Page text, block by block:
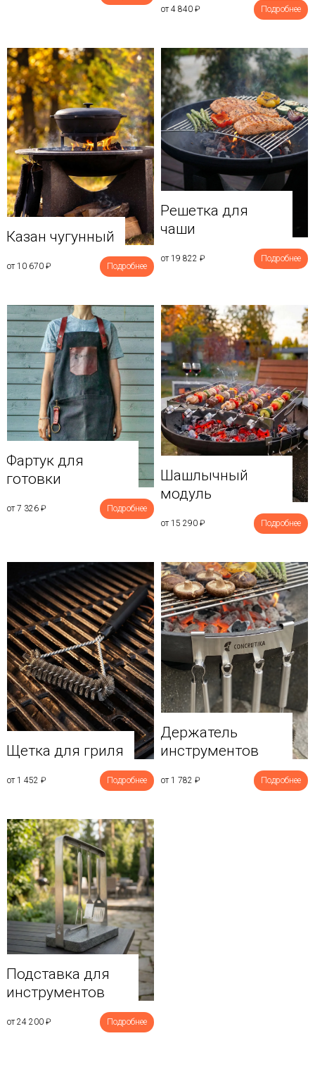
от 4 840 ₽ Подробнее
Казан чугунный
от 10 670 ₽ Подробнее
Решетка для
чаши
от 19 822 ₽ Подробнее
Фартук для
готовки
от 7 326 ₽ Подробнее
Шашлычный
модуль
от 15 290 ₽ Подробнее
Щетка для гриля
от 1 452 ₽ Подробнее
Держатель
инструментов
от 1 782 ₽ Подробнее
Подставка для
инструментов
от 24 200 ₽ Подробнее